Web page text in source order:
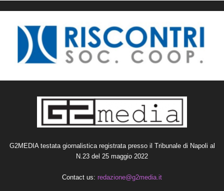
G2MEDIA testata giornalistica registrata presso il Tribunale di Napoli al
N.23 del 25 maggio 2022
Contact us: redazione@g2media.it